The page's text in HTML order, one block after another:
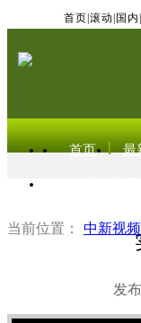
首页 滚动 国内
首页 最
当前位置： 中新视频
发